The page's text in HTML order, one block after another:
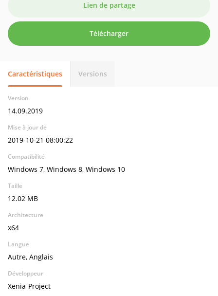
Lien de partage
Télécharger
Caractéristiques Versions
Version
14.09.2019
Mise à jour de
2019-10-21 08:00:22
Compatibilité
Windows 7, Windows 8, Windows 10
Taille
12.02 MB
Architecture
x64
Langue
Autre, Anglais
Développeur
Xenia-Project